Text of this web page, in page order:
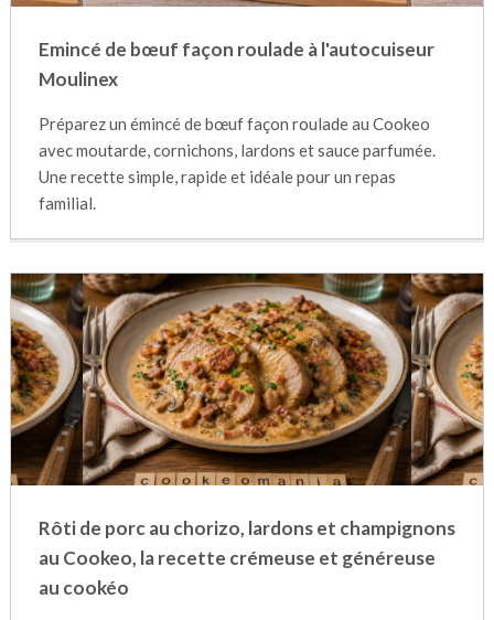
Emincé de bœuf façon roulade à l'autocuiseur
Moulinex
Préparez un émincé de bœuf façon roulade au Cookeo
avec moutarde, cornichons, lardons et sauce parfumée.
Une recette simple, rapide et idéale pour un repas
familial.
Rôti de porc au chorizo, lardons et champignons
au Cookeo, la recette crémeuse et généreuse
au cookéo